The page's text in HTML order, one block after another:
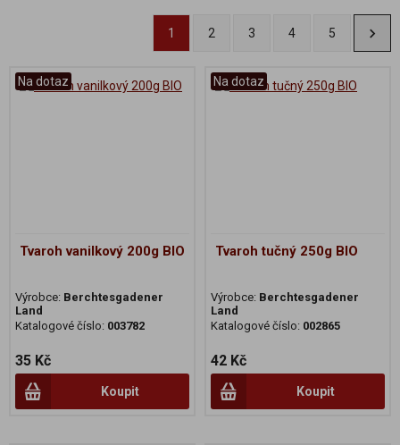
1 2 3 4 5
Na dotaz
Tvaroh vanilkový 200g BIO
Výrobce: Berchtesgadener
Land
Katalogové číslo: 003782
35 Kč
Koupit
Na dotaz
Tvaroh tučný 250g BIO
Výrobce: Berchtesgadener
Land
Katalogové číslo: 002865
42 Kč
Koupit